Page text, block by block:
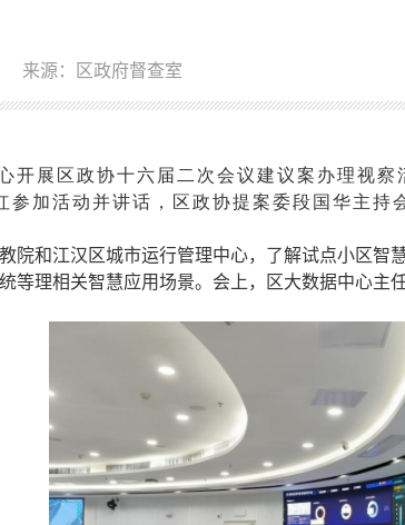
来源：区政府督查室
开展区政协十六届二次会议建议案办理视
参加活动并讲话，区政协提案委段国华主
院和江汉区城市运行管理中心，了解试点小区
等理相关智慧应用场景。会上，区大数据中心